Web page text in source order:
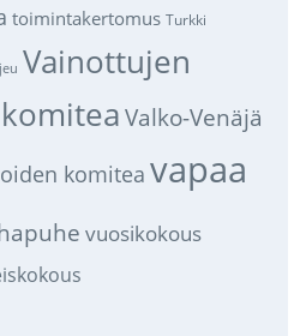
toimintakertomus Turkki
Vainottujen
Valko-Venäjä
komitea vapaa
vuosikokous